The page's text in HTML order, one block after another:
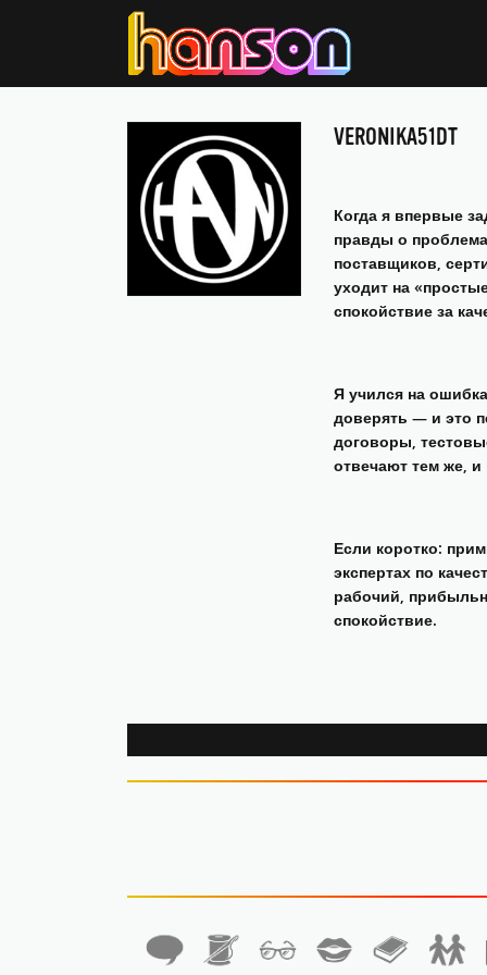
VERONIKA51DT
Когда я впервые
правды о
поставщиков,
уходит на
спокойствие за
Я учился на
доверять — и это
договоры,
отвечают тем же,
Если коротко:
экспертах по
рабочий,
спокойствие.